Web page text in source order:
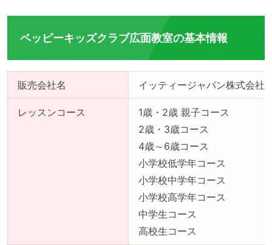
ペッピーキッズクラブ広面教室の基本情報
販売会社名 イッティージャパン株式会社
レッスンコース
1歳・2歳 親子コース
2歳・3歳コース
4歳～6歳コース
小学校低学年コース
小学校中学年コース
小学校高学年コース
中学生コース
高校生コース